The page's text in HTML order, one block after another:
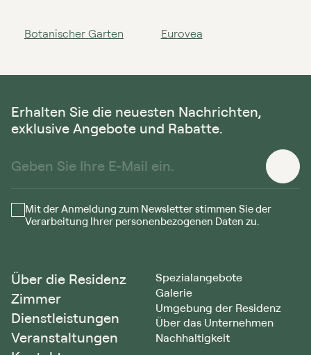
Botanischer Garten Eurovea
Über die Residenz
Zimmer
Dienstleistungen
Veranstaltungen
Spezialangebote
Galerie
Umgebung der Residenz
Über das Unternehmen
Nachhaltigkeit
Erhalten Sie die neuesten Nachrichten,
exklusive Angebote und Rabatte.
Mit der Anmeldung zum Newsletter stimmen Sie der
Verarbeitung Ihrer personenbezogenen Daten zu.